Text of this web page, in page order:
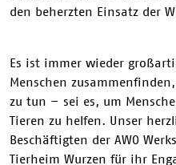
den beherzten Einsatz der
Es ist immer wieder
Menschen
zu tun – sei es, um
Tieren zu helfen. Unser
Beschäftigten der AWO
Tierheim Wurzen für ihr